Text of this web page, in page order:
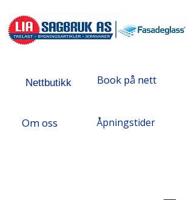
Nettbutikk Book på nett
Om oss Åpningstider